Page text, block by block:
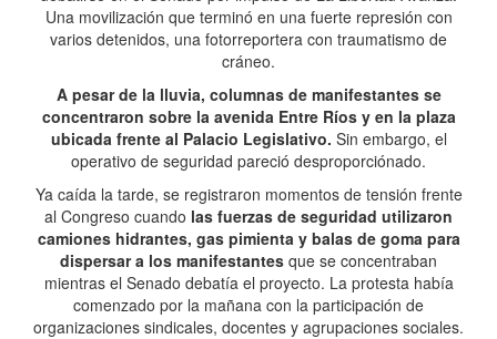
Una movilización que terminó en una fuerte represión con
varios detenidos, una fotorreportera con traumatismo de
cráneo.
A pesar de la lluvia, columnas de manifestantes se
concentraron sobre la avenida Entre Ríos y en la plaza
ubicada frente al Palacio Legislativo. Sin embargo, el
operativo de seguridad pareció desproporciónado.
Ya caída la tarde, se registraron momentos de tensión frente
al Congreso cuando las fuerzas de seguridad utilizaron
camiones hidrantes, gas pimienta y balas de goma para
dispersar a los manifestantes que se concentraban
mientras el Senado debatía el proyecto. La protesta había
comenzado por la mañana con la participación de
organizaciones sindicales, docentes y agrupaciones sociales.